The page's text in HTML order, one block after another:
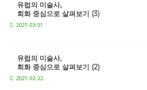
유럽의 미술사,
회화 중심으로 살펴보기 (3)
2021-03-01
유럽의 미술사,
회화 중심으로 살펴보기 (2)
2021-02-22